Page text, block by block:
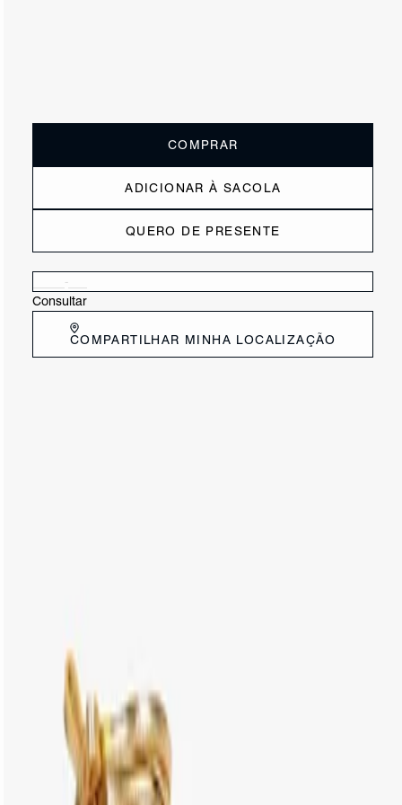
COMPRAR
ADICIONAR À SACOLA
QUERO DE PRESENTE
Consultar
COMPARTILHAR MINHA LOCALIZAÇÃO